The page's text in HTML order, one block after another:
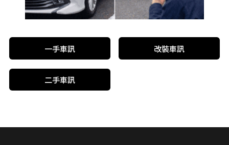
一手車訊 改裝車訊
二手車訊